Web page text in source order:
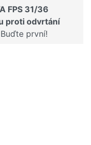
FPS 31/36
proti odvrtání
první!